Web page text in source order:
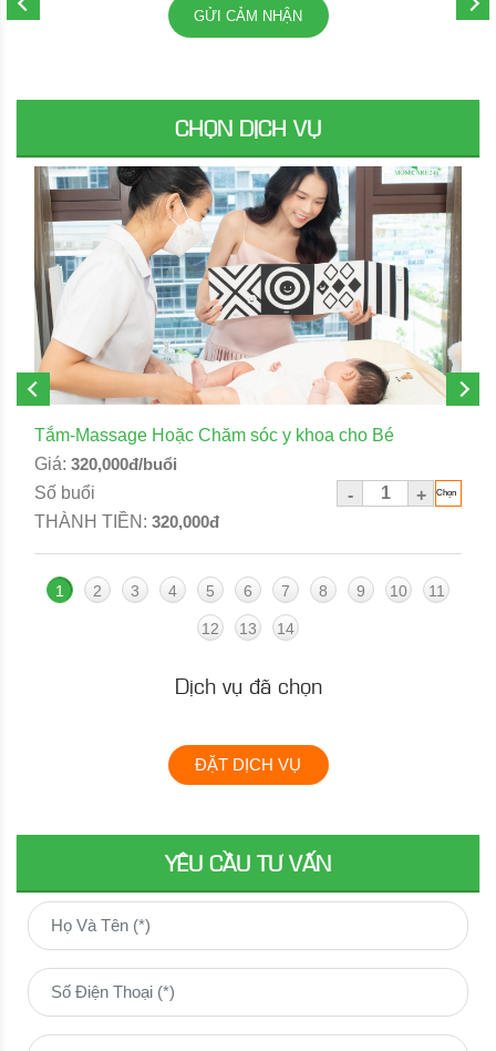
GỬI CẢM NHẬN
CHỌN DỊCH VỤ
Tắm-Massage Hoặc Chăm sóc y khoa cho Bé
Giá: 320,000đ/buổi
Số buổi
-
+
THÀNH TIỀN: 320,000đ
1 2 3 4 5 6 7 8 9 10 11
12 13 14
Dịch vụ đã chọn
ĐẶT DỊCH VỤ
YÊU CẦU TƯ VẤN